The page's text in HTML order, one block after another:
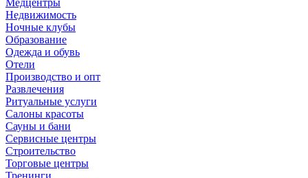
Медцентры
Недвижимость
Ночные клубы
Образование
Одежда и обувь
Отели
Производство и опт
Развлечения
Ритуальные услуги
Салоны красоты
Сауны и бани
Сервисные центры
Строительство
Торговые центры
Тренинги